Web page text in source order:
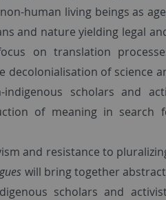
human living beings as
and nature yielding legal
on translation
of science
scholars and
of meaning in search
and resistance to
will bring together
scholars and